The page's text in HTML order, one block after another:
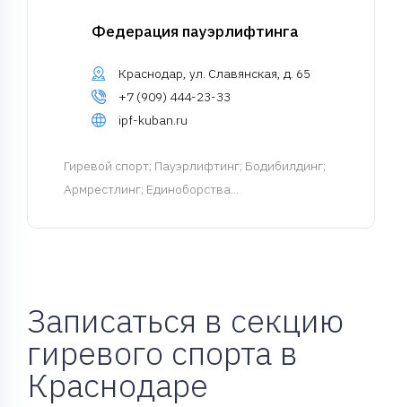
Федерация пауэрлифтинга
Краснодар, ул. Славянская, д. 65
+7 (909) 444-23-33
ipf-kuban.ru
Гиревой спорт; Пауэрлифтинг; Бодибилдинг;
Армрестлинг; Единоборства...
Записаться в секцию
гиревого спорта в
Краснодаре